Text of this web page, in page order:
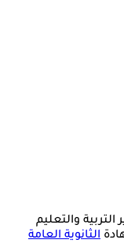
والتعليم
الثانوية العامة